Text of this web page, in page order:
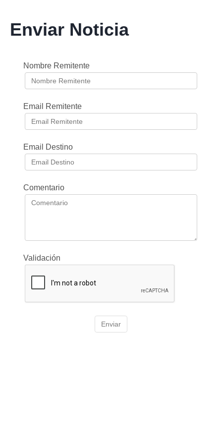
Enviar Noticia
Nombre Remitente
Email Remitente
Email Destino
Comentario
Validación